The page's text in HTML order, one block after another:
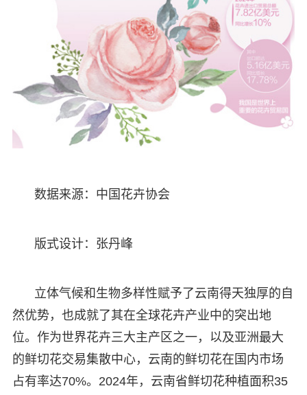
数据来源：中国花卉协会
版式设计：张丹峰
立体气候和生物多样性赋予了云南得天独厚的自
然优势，也成就了其在全球花卉产业中的突出地
位。作为世界花卉三大主产区之一，以及亚洲最大
的鲜切花交易集散中心，云南的鲜切花在国内市场
占有率达70%。2024年，云南省鲜切花种植面积35